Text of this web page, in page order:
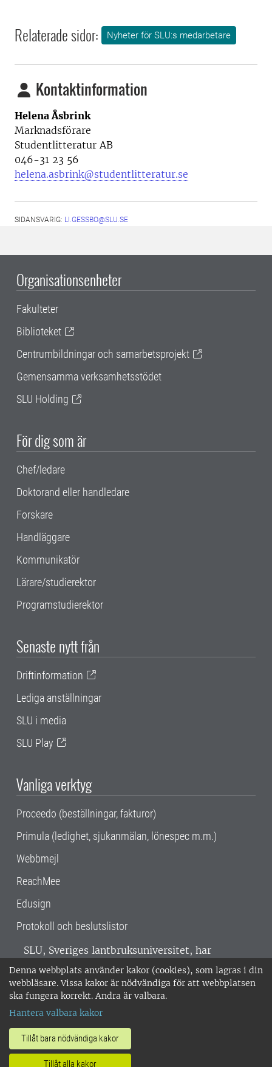
Denna webbplats använder kakor (cookies), som lagras i din
webbläsare. Vissa kakor är nödvändiga för att webbplatsen
ska fungera korrekt. Andra är valbara.
Hantera valbara kakor
Tillåt bara nödvändiga kakor
Tillåt alla kakor
Relaterade sidor: Nyheter för SLU:s medarbetare
Kontaktinformation
Helena Åsbrink
Marknadsförare
Studentlitteratur AB
046-31 23 56
helena.asbrink@studentlitteratur.se
SIDANSVARIG: LI.GESSBO@SLU.SE
Organisationsenheter
Fakulteter
Biblioteket
Centrumbildningar och samarbetsprojekt
Gemensamma verksamhetsstödet
SLU Holding
För dig som är
Chef/ledare
Doktorand eller handledare
Forskare
Handläggare
Kommunikatör
Lärare/studierektor
Programstudierektor
Senaste nytt från
Driftinformation
Lediga anställningar
SLU i media
SLU Play
Vanliga verktyg
Proceedo (beställningar, fakturor)
Primula (ledighet, sjukanmälan, lönespec m.m.)
Webbmejl
ReachMee
Edusign
Protokoll och beslutslistor
SLU, Sveriges lantbruksuniversitet, har
verksamhet över hela Sverige. Huvudorter är
Alnarp, Uppsala och Umeå.SLU är
miljöcertifierat enligt ISO 14001. •
018-67 10 00 • Org nr: 202100-2817 •
Om SLU:s webbplatser
•Hantera kakor•Behandling av